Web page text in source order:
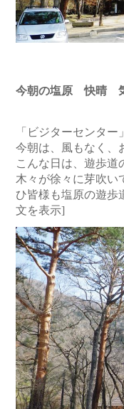
今朝の塩原 快晴
「ビジターセンター」
今朝は、風もなく、
こんな日は、遊歩道
木々が徐々に芽吹い
ひ皆様も塩原の遊歩
文を表示]